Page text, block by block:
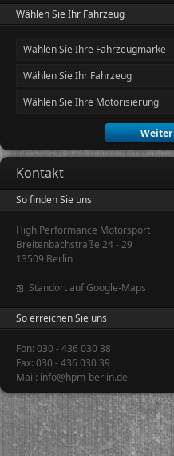
Wählen Sie Ihr Fahrzeug
Kontakt
So finden Sie uns
High Performance Motorsport
Breitenbachstraße 24 - 29
13509 Berlin
Standort auf Google-Maps
So erreichen Sie uns
Fon: 030 - 436 030 38
Fax: 030 - 436 030 39
Mail: info@hpm-berlin.de